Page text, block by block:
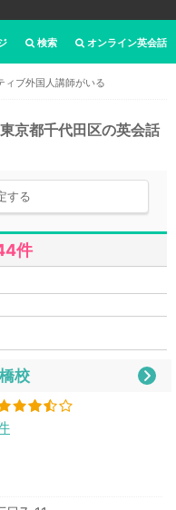
オンライン英会話
検索
ィブ外国人講師がいる
京都千代田区の英会話
する
件
校